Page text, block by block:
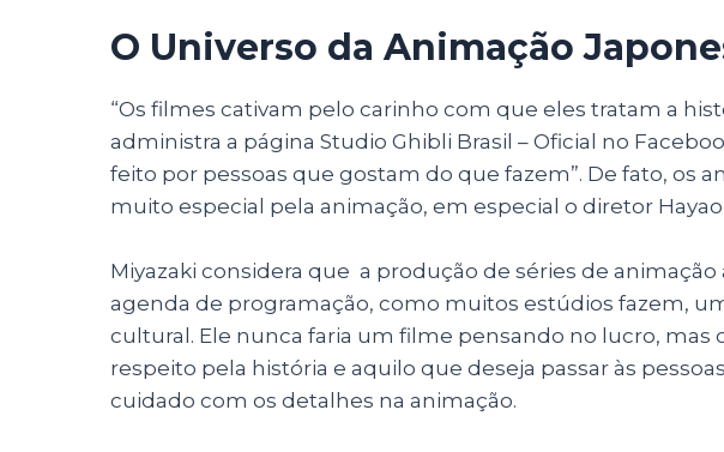
O Universo da Animação
“Os filmes cativam pelo carinho com que eles tratam a
administra a página Studio Ghibli Brasil – Oficial no
feito por pessoas que gostam do que fazem”. De fato, os
muito especial pela animação, em especial o diretor Hayao
Miyazaki considera que a produção de séries de
agenda de programação, como muitos estúdios fazem,
cultural. Ele nunca faria um filme pensando no lucro,
respeito pela história e aquilo que deseja passar às
cuidado com os detalhes na animação.